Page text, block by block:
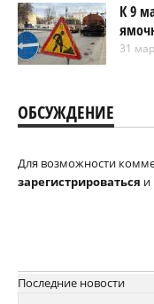
К 9
31
ОБСУЖДЕНИЕ
Для возможности
зарегистрироваться и
Последние новости